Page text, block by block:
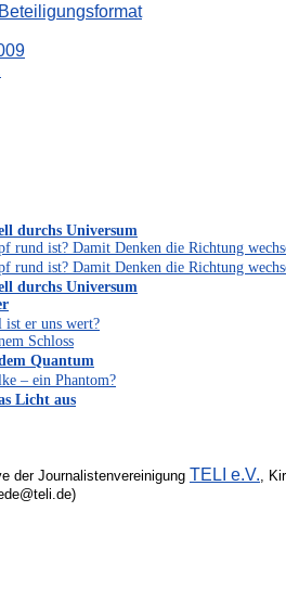
durchs Universum
rund ist? Damit Denken die Richtung
rund ist? Damit Denken die Richtung
durchs Universum
er uns wert?
Schloss
Quantum
– ein Phantom?
Licht aus
der Journalistenvereinigung TELI e.V.,